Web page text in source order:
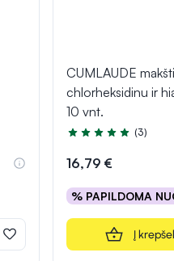
CUMLAUDE
chlorheksidinu ir
10 vnt.
Įvertinimas 5.0 iš 5
(3)
16,79 €
% PAPILDOMA
Į